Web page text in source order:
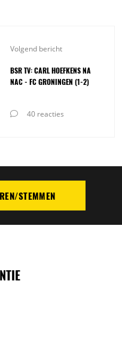
Volgend bericht
BSR TV: CARL HOEFKENS NA
NAC - FC GRONINGEN (1-2)
40 reacties
STEMMEN